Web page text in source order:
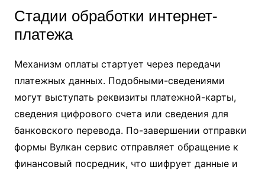
Стадии обработки интернет-
платежа
Механизм оплаты стартует через передачи
платежных данных. Подобными-сведениями
могут выступать реквизиты платежной-карты,
сведения цифрового счета или сведения для
банковского перевода. По-завершении отправки
формы Вулкан сервис отправляет обращение к
финансовый посредник, что шифрует данные и